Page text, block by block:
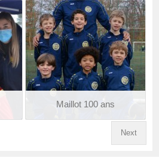
Maillot 100 ans
Next